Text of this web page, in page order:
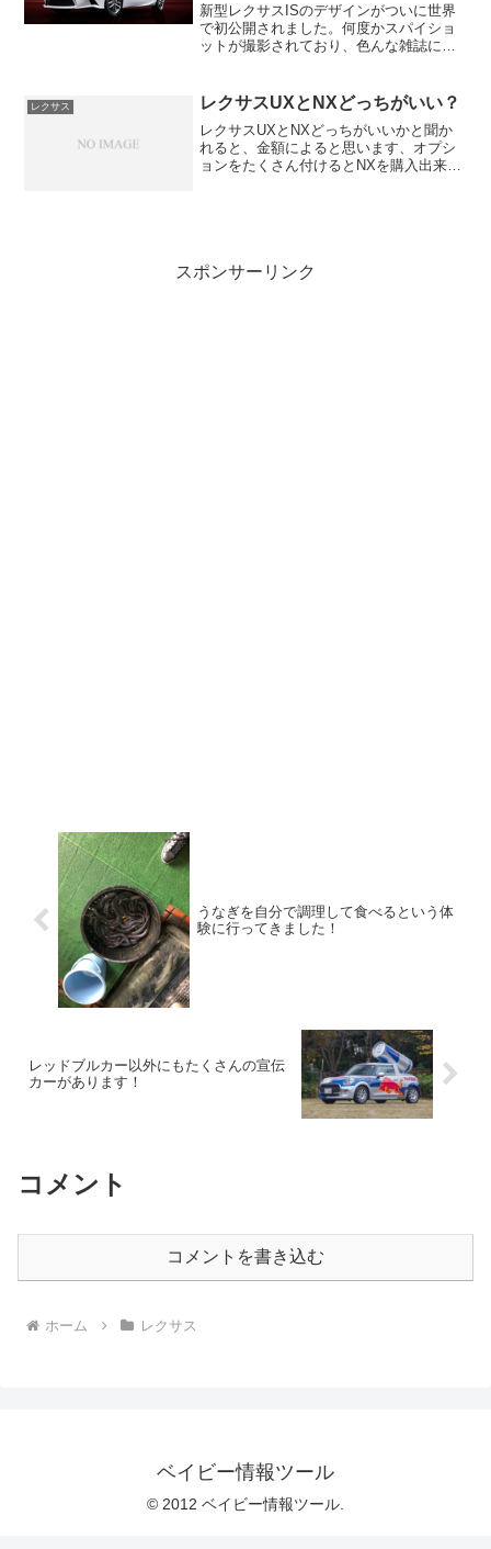
新型レクサスISのデザインがついに世界
で初公開されました。何度かスパイショ
ットが撮影されており、色んな雑誌に載
ウディA4を所有していましたが、そのア
ウディA4を購入す...
レクサス レクサスUXとNXどっちがいい？
レクサスUXとNXどっちがいいかと聞か
れると、金額によると思います、オプシ
ョンをたくさん付けるとNXを購入出来る
スポンサーリンク
うなぎを自分で調理して食べるという体
験に行ってきました！
レッドブルカー以外にもたくさんの宣伝
カーがあります！
コメント
コメントを書き込む
ホーム レクサス
ベイビー情報ツール
© 2012 ベイビー情報ツール.